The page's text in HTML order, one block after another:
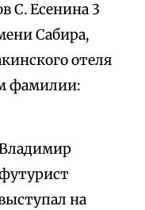
С. Есенина 3
Сабира,
отеля
фамилии:
на